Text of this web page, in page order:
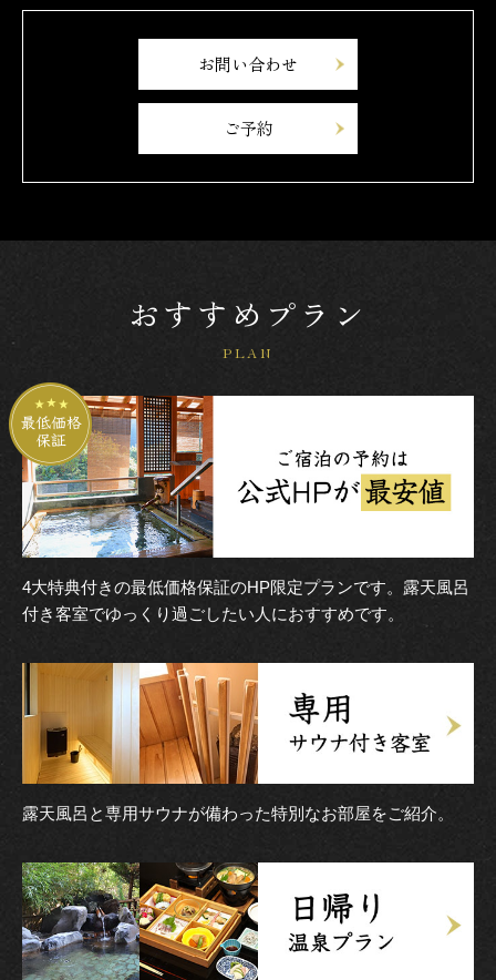
お問い合わせ
ご予約
おすすめプラン
PLAN
4大特典付きの最低価格保証のHP限定プランです。露天風呂
付き客室でゆっくり過ごしたい人におすすめです。
露天風呂と専用サウナが備わった特別なお部屋をご紹介。